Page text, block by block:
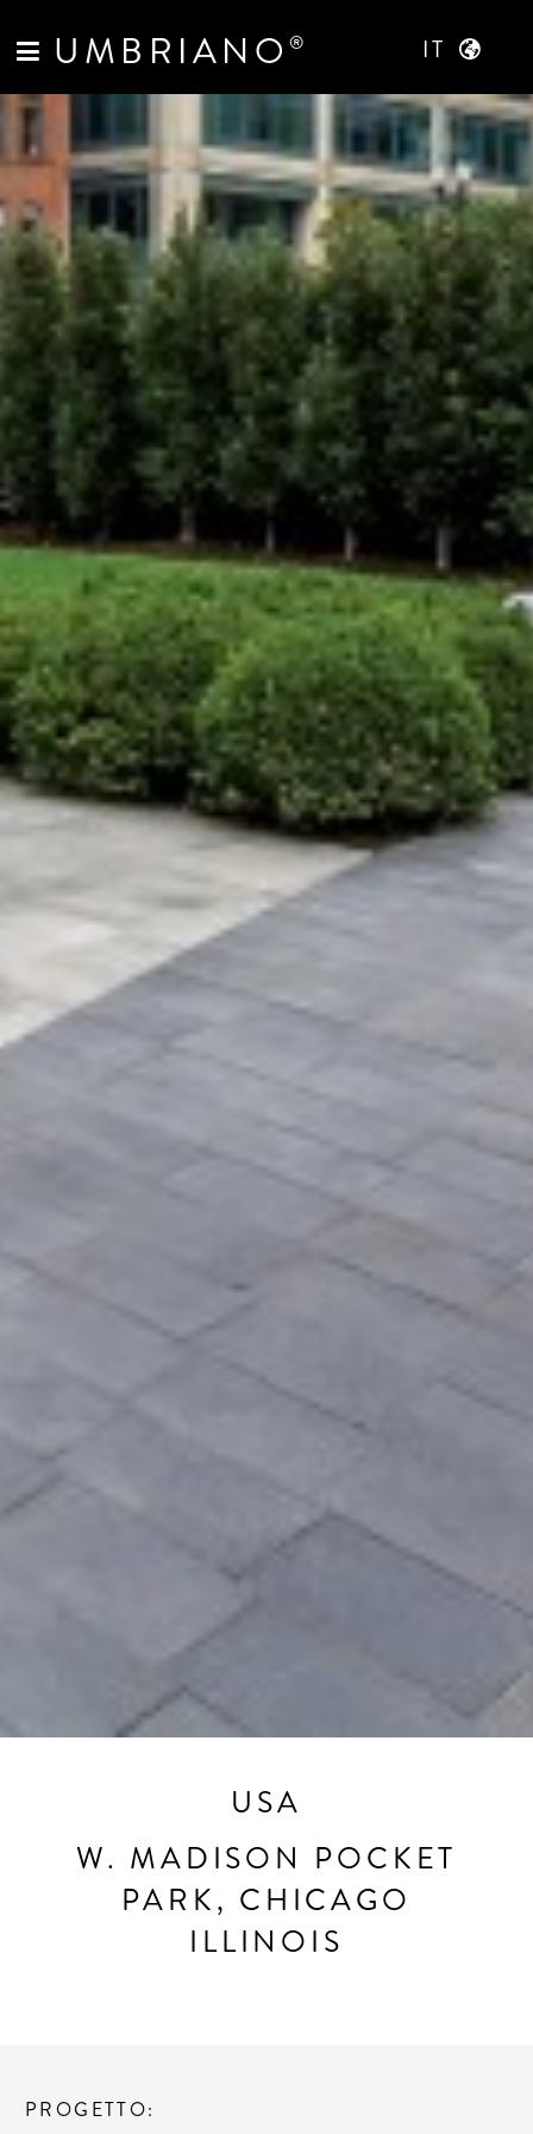
UMBRIANO ® IT
USA
W. MADISON POCKET
PARK, CHICAGO
ILLINOIS
PROGETTO